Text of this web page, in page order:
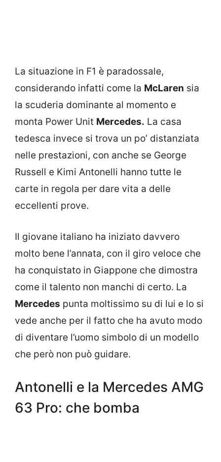
La situazione in F1 è paradossale,
considerando infatti come la McLaren sia
la scuderia dominante al momento e
monta Power Unit Mercedes. La casa
tedesca invece si trova un po’ distanziata
nelle prestazioni, con anche se George
Russell e Kimi Antonelli hanno tutte le
carte in regola per dare vita a delle
eccellenti prove.
Il giovane italiano ha iniziato davvero
molto bene l’annata, con il giro veloce che
ha conquistato in Giappone che dimostra
come il talento non manchi di certo. La
Mercedes punta moltissimo su di lui e lo si
vede anche per il fatto che ha avuto modo
di diventare l’uomo simbolo di un modello
che però non può guidare.
Antonelli e la Mercedes AMG
63 Pro: che bomba